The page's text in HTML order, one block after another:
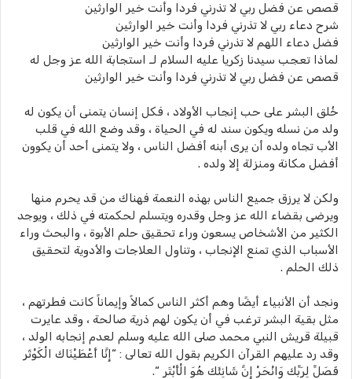
قصص عن فضل ربي لا تذرني فردا وأنت خير الوارثين
شرح دعاء ربي لا تذرني فردا وأنت خير الوارثين
فضل دعاء اللهم لا تذرني فردا وأنت خير الوارثين
لماذا تعجب سيدنا زكريا عليه السلام لـ استجابة الله عز وجل له
قصص عن فضل ربي لا تذرني فردا وأنت خير الوارثين
خُلق البشر على حب إنجاب الأولاد ، فكل إنسان يتمنى أن يكون له
ولد من نسله ويكون سند له في الحياة ، وقد وضع الله في قلب
الأب تجاه ولده أن يرى أبنه أفضل الناس ، ولا يتمنى أحد أن يكوون
أفضل مكانة ومنزلة إلا ولده .
ولكن لا يرزق جميع الناس بهذه النعمة فهناك من قد يحرم منها
ويرضى بقضاء الله عز وجل وقدره ويتسلم لحكمته في ذلك ، ويوجد
الكثير من الأشخاص يسعون وراء تحقيق حلم الأبوة ، والبحث وراء
الأسباب الذي تمنع الإنجاب ، وتناول العلاجات والأدوية لتحقيق
ذلك الحلم .
ونجد أن الأنبياء أيضًا وهم أكثر الناس كمالاً وإيماناً كانت فطرتهم ،
مثل بقية البشر ترغب في أن يكون لهم ذرية صالحة ، وقد عايرت
قبيلة قريش النبي محمد صلى الله عليه وسلم لعدم إنجابه الولد ،
وقد رد عليهم القرآن الكريم بقول الله تعالى : “إِنَّا أَعْطَيْنَاك الْكَوْثَر
فَصَلِّ لِرَبِّك وَانْحَرْ إِنَّ شَانِئَك هُوَ الْأَبْتَر “.